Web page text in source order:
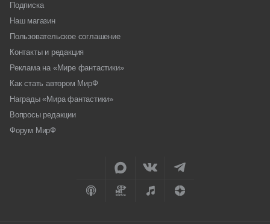
Подписка
Наш магазин
Пользовательское соглашение
Контакты и редакция
Реклама на «Мире фантастики»
Как стать автором МирФ
Награды «Мира фантастики»
Вопросы редакции
Форум МирФ